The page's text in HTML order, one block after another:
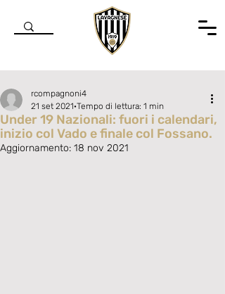
Under 19 Nazionali: fuori i calendari,
inizio col Vado e finale col Fossano.
rcompagnoni4
21 set 2021 Tempo di lettura: 1 min
Aggiornamento: 18 nov 2021